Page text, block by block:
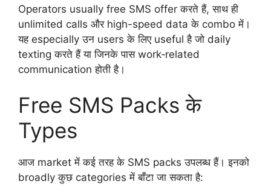
Operators usually free SMS offer करते हैं, साथ ही
unlimited calls और high-speed data के combo में।
यह especially उन users के लिए useful है जो daily
texting करते हैं या जिनके पास work‑related
communication होती है।
Free SMS Packs के
Types
आज market में कई तरह के SMS packs उपलब्ध हैं। इनको
broadly कुछ categories में बाँटा जा सकता है: